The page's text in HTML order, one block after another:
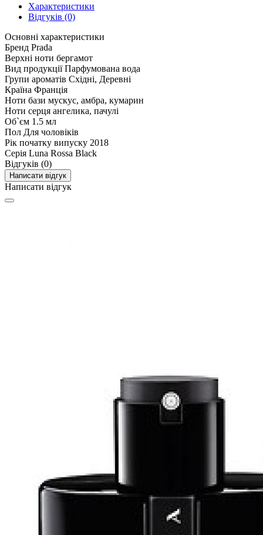
Характеристики
Відгуків (0)
Основні характеристики
Бренд Prada
Верхні ноти бергамот
Вид продукції Парфумована вода
Групи ароматів Східні, Деревні
Країна Франція
Ноти бази мускус, амбра, кумарин
Ноти серця ангелика, пачулі
Об`єм 1.5 мл
Пол Для чоловіків
Рік початку випуску 2018
Серія Luna Rossa Black
Відгуків (0)
Написати відгук
Написати відгук